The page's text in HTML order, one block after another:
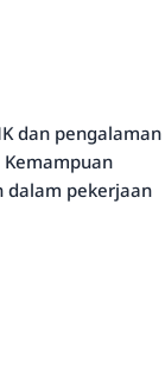
dan pengalaman
dalam pekerjaan